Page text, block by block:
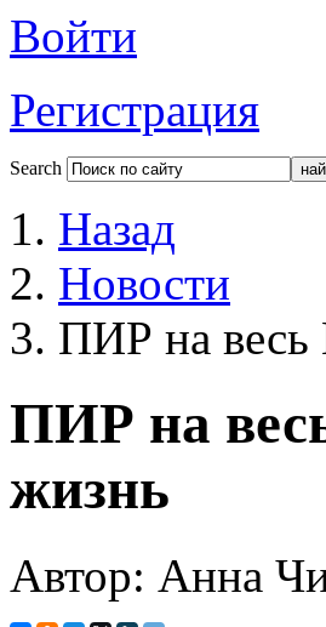
Войти
Регистрация
Search
Назад
Новости
ПИР на весь
ПИР на
жизнь
Автор: Анна